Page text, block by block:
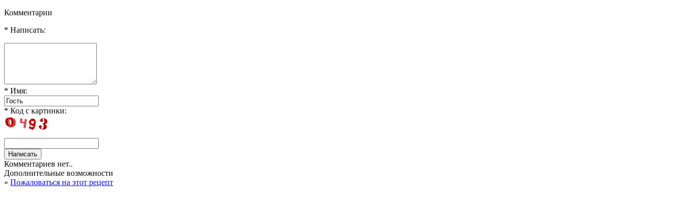
Комментарии
* Написать:
* Имя:
* Код с картинки:
Комментариев нет..
Дополнительные возможности
» Пожаловаться на этот рецепт